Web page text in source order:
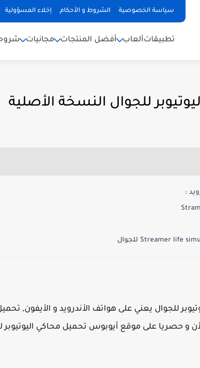
سياسة الخصوصية الشروط و الأحكام إخلاء المسؤولية
تطبيقاتألعاب أفضل المنتجات مجانيات
للجوال النسخة الأصلية
:
للجوال يعني على هواتف الأندرويد و الأيفون,
و حصريا على موقع أيوبوس تحميل محاكي اليوتيوبر